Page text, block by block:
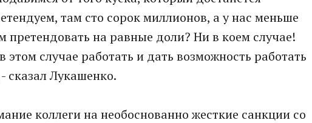
там сто сорок миллионов, а у нас меньше
претендовать на равные доли? Ни в коем случае!
случае работать и дать возможность работать
сказал Лукашенко.
коллеги на необоснованно жесткие санкции со